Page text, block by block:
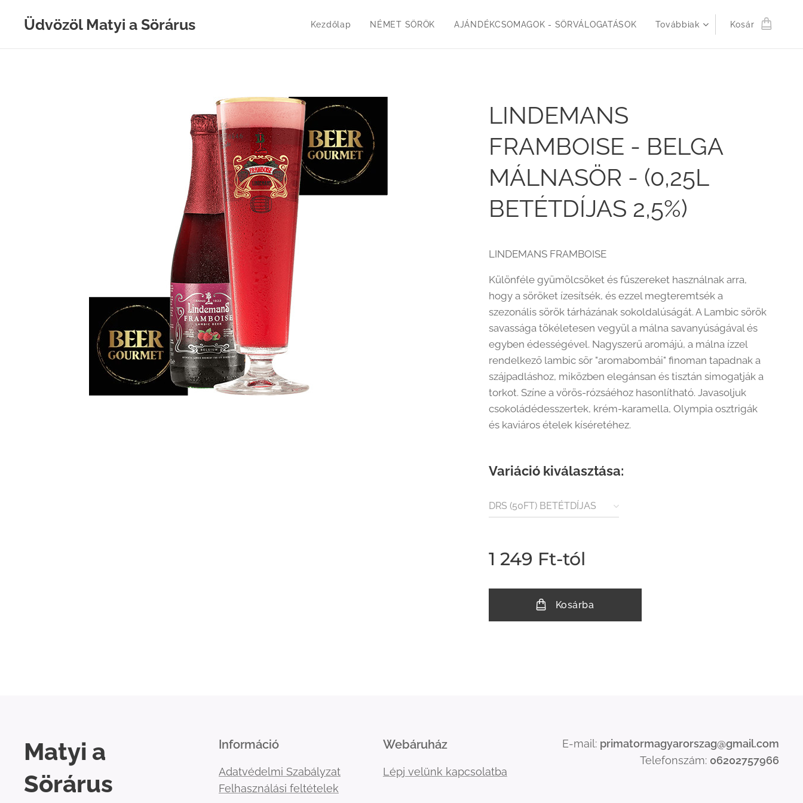
Üdvözöl Matyi a Sörárus Kezdőlap NÉMET SÖRÖK AJÁNDÉKCSOMAGOK - SÖRVÁLOGATÁSOK Továbbiak Kosár
LINDEMANS
FRAMBOISE - BELGA
MÁLNASÖR - (0,25L
BETÉTDÍJAS 2,5%)
LINDEMANS FRAMBOISE
Különféle gyümölcsöket és fűszereket használnak arra,
hogy a söröket ízesítsék, és ezzel megteremtsék a
szezonális sörök tárházának sokoldalúságát. A Lambic sörök
savassága tökéletesen vegyül a málna savanyúságával és
egyben édességével. Nagyszerű aromájú, a málna ízzel
rendelkező lambic sör "aromabombái" finoman tapadnak a
szájpadláshoz, miközben elegánsan és tisztán simogatják a
torkot. Színe a vörös-rózsáéhoz hasonlítható. Javasoljuk
csokoládédesszertek, krém-karamella, Olympia osztrigák
és kaviáros ételek kíséretéhez.
Variáció kiválasztása:
DRS (50FT) BETÉTDÍJAS
1 249 Ft-tól
Kosárba
Matyi a
Sörárus
Információ
Adatvédelmi Szabályzat
Felhasználási feltételek
Webáruház
Lépj velünk kapcsolatba
E-mail: primatormagyarorszag@gmail.com
Telefonszám: 06202757966